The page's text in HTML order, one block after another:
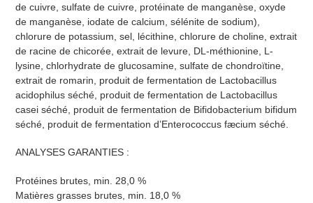
de cuivre, sulfate de cuivre, protéinate de manganèse, oxyde
de manganèse, iodate de calcium, sélénite de sodium),
chlorure de potassium, sel, lécithine, chlorure de choline, extrait
de racine de chicorée, extrait de levure, DL-méthionine, L-
lysine, chlorhydrate de glucosamine, sulfate de chondroïtine,
extrait de romarin, produit de fermentation de Lactobacillus
acidophilus séché, produit de fermentation de Lactobacillus
casei séché, produit de fermentation de Bifidobacterium bifidum
séché, produit de fermentation d’Enterococcus fæcium séché.
ANALYSES GARANTIES :
Protéines brutes, min. 28,0 %
Matières grasses brutes, min. 18,0 %